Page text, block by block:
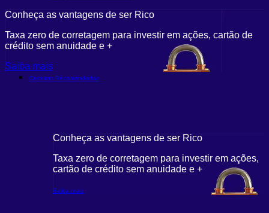
Conheça as vantagens de ser Rico
Taxa zero de corretagem para investir em ações, cartão de
crédito sem anuidade e +
Saiba mais
Carteiras Recomendadas
Conheça as vantagens de ser Rico
Taxa zero de corretagem para investir em ações,
cartão de crédito sem anuidade e +
Saiba mais